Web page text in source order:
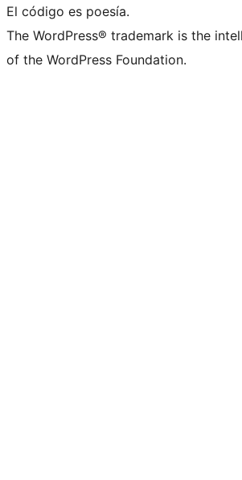
El código es poesía.
The WordPress® trademark is the
of the WordPress Foundation.